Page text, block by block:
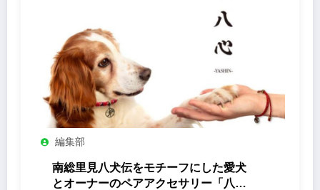
編集部
南総里見八犬伝をモチーフにした愛犬
とオーナーのペアアクセサリー「八心